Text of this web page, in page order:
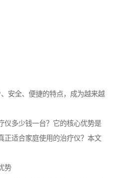
安全、便捷的特点，成为越来越
仪多少钱一台？它的核心优势是
正适合家庭使用的治疗仪？本文
势